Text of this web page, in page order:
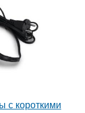
с короткими